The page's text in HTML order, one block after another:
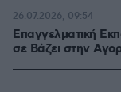
Επαγγελματική
σε Bάζει στην
26.07.2026, 09:54